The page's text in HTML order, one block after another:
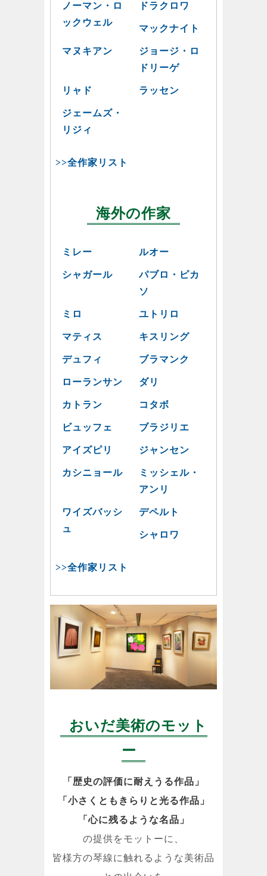
ノーマン・ロ
ックウェル
ドラクロワ
マックナイト
マヌキアン
ジョージ・ロ
ドリーゲ
リャド ラッセン
ジェームズ・
リジィ
>>全作家リスト
海外の作家
ミレー ルオー
シャガール
パブロ・ピカ
ソ
ミロ ユトリロ
マティス キスリング
デュフィ ブラマンク
ローランサン ダリ
カトラン コタボ
ビュッフェ ブラジリエ
アイズピリ ジャンセン
カシニョール
ミッシェル・
アンリ
ワイズバッシ
ュ
デペルト
シャロワ
>>全作家リスト
おいだ美術のモット
ー
「歴史の評価に耐えうる作品」
「小さくともきらりと光る作品」
「心に残るような名品」
の提供をモットーに、
皆様方の琴線に触れるような美術品